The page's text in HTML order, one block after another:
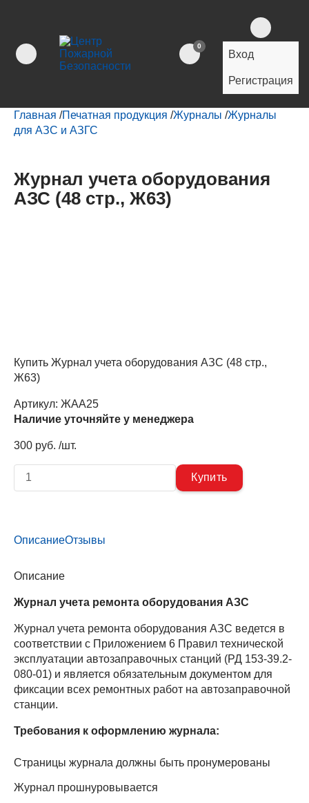
0
Вход
Регистрация
Главная /Печатная продукция /Журналы /Журналы
для АЗС и АЗГС
Журнал учета оборудования
АЗС (48 стр., Ж63)
Купить Журнал учета оборудования АЗС (48 стр.,
Ж63)
Артикул: ЖАА25
Наличие уточняйте у менеджера
300 руб. /шт.
ОписаниеОтзывы
Описание
Журнал учета ремонта оборудования АЗС
Журнал учета ремонта оборудования АЗС ведется в
соответствии с Приложением 6 Правил технической
эксплуатации автозаправочных станций (РД 153-39.2-
080-01) и является обязательным документом для
фиксации всех ремонтных работ на автозаправочной
станции.
Требования к оформлению журнала:
Страницы журнала должны быть пронумерованы
Журнал прошнуровывается